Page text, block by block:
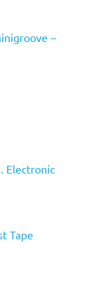
–
Electronic
Tape